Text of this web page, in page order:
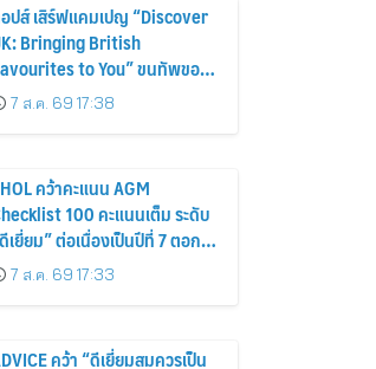
ปส์ เสิร์ฟแคมเปญ “Discover
Bringing British
to You” ขนทัพของ
อยและไอเท็มฮิตจากสหราช
ณาจักร ส่งตรงถึงมือตั้งแต่วัน
7 ส.ค. 69 17:38
คว้าคะแนน AGM
100 คะแนนเต็ม ระดับ
เยี่ยม” ต่อเนื่องเป็นปีที่ 7 ตอกย้ำ
รดำเนินธุรกิจตามหลักธรรมาภิ
ล โปร่งใส สร้างความเชื่อมั่นผู้
7 ส.ค. 69 17:33
คว้า “ดีเยี่ยมสมควรเป็น